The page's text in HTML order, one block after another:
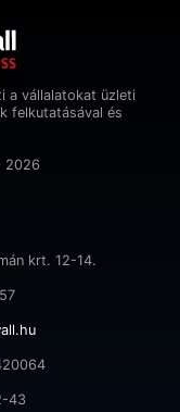
a vállalatokat üzleti
felkutatásával és
2026
krt. 12-14.
43